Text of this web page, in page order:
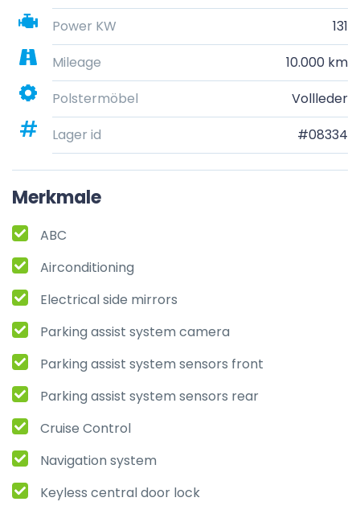
Power KW
131
Mileage
10.000 km
Polstermöbel
Vollleder
Lager id
#08334
Merkmale
ABC
Airconditioning
Electrical side mirrors
Parking assist system camera
Parking assist system sensors front
Parking assist system sensors rear
Cruise Control
Navigation system
Keyless central door lock